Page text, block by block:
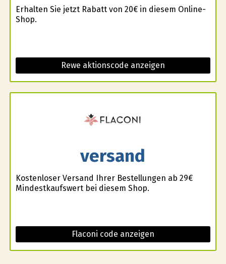
Erhalten Sie jetzt Rabatt von 20€ in diesem Online-
Shop.
Rewe aktionscode anzeigen
versand
Kostenloser Versand Ihrer Bestellungen ab 29€
Mindestkaufswert bei diesem Shop.
Flaconi code anzeigen